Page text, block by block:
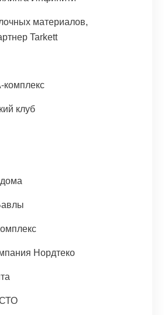
материалов,
Tarkett
комплекс
клуб
Нордтеко